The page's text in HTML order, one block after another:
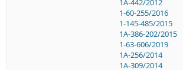
1-60-255/2016
1-145-485/2015
1A-386-202/2015
1-63-606/2019
1A-256/2014
1A-309/2014